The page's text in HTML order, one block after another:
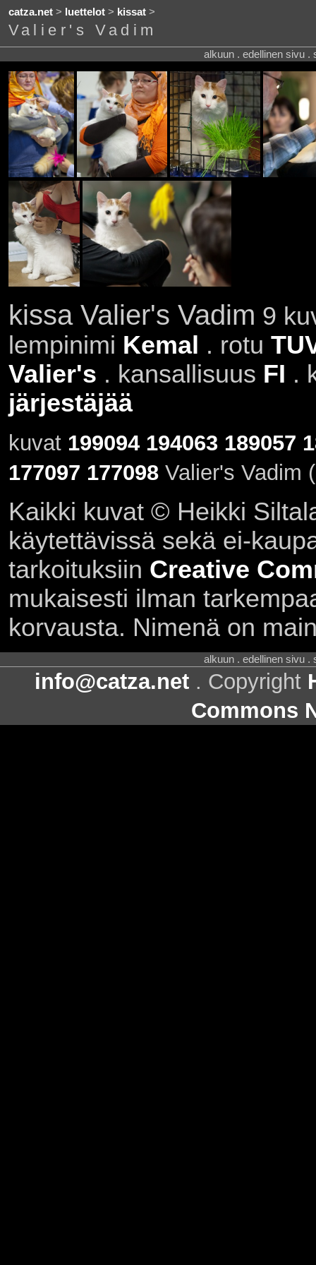
catza.net> luettelot> kissat>
Valier's Vadim
alkuun . edellinen sivu .
kissa Valier's Vadim 9
lempinimi Kemal . rotu
Valier's . kansallisuus FI .
järjestäjää
kuvat 199094 194063 189057
177097 177098Valier's Vadim
Kaikki kuvat © Heikki
käytettävissä sekä ei-
tarkoituksiin Creative
mukaisesti ilman
korvausta. Nimenä on
alkuun . edellinen sivu .
info@catza.net . Copyright
Commons